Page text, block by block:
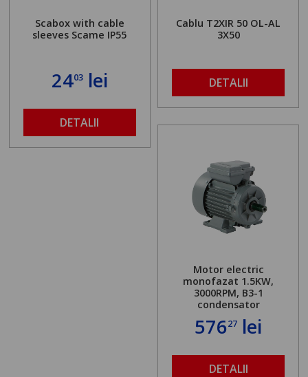
Scabox with cable
sleeves Scame IP55
2403lei
DETALII
Cablu T2XIR 50 OL-AL
3X50
DETALII
Motor electric
monofazat 1.5KW,
3000RPM, B3-1
condensator
57627 lei
DETALII